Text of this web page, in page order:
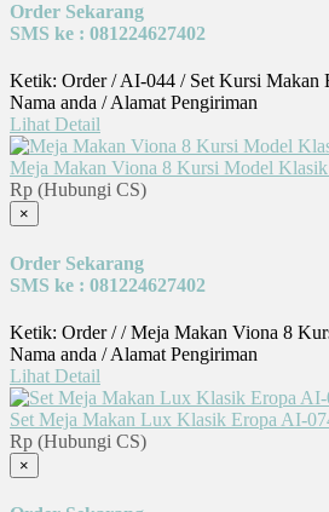
Order Sekarang
SMS ke : 081224627402
Ketik: Order / AI-044 / Set Kursi Makan
Nama anda / Alamat Pengiriman
Lihat Detail
Meja Makan Viona 8 Kursi Model
Rp (Hubungi CS)
×
Order Sekarang
SMS ke : 081224627402
Ketik: Order / / Meja Makan Viona 8
Nama anda / Alamat Pengiriman
Lihat Detail
Set Meja Makan Lux Klasik Eropa AI-
Rp (Hubungi CS)
×